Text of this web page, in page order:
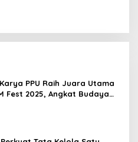
PPU Raih Juara Utama
Fest 2025, Angkat Budaya